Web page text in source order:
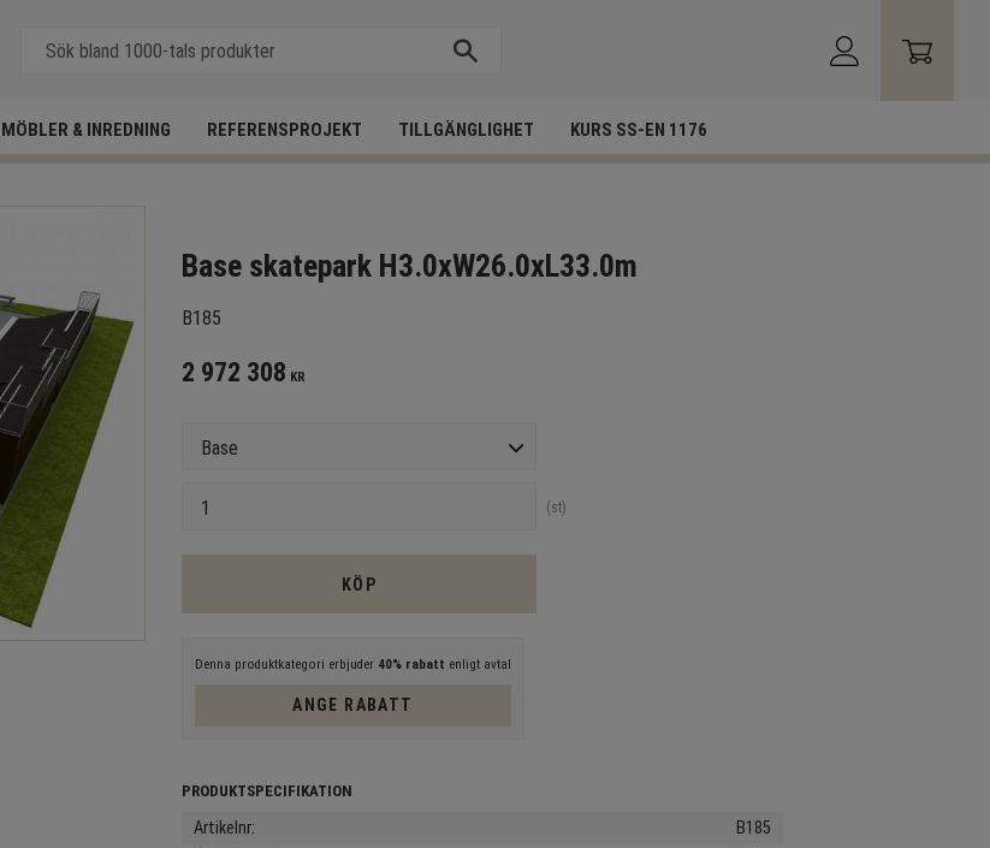
MÖBLER & INREDNING REFERENSPROJEKT TILLGÄNGLIGHET KURS SS-EN 1176
Base skatepark H3.0xW26.0xL33.0m
B185
2 972 308 KR
st
KÖP
Denna produktkategori erbjuder 40% rabatt enligt avtal
ANGE RABATT
Artikelnr
B185